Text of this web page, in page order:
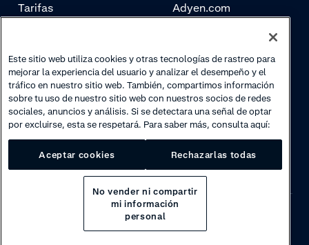
Tarifas
Gestión de riesgo
Authentication
Adyen.com
Newsletter
Trabaja con nosotros
Disclaimer ·© 2026 Adyen
Este sitio web utiliza cookies y otras tecnologías de rastreo para
mejorar la experiencia del usuario y analizar el desempeño y el
tráfico en nuestro sitio web. También, compartimos información
sobre tu uso de nuestro sitio web con nuestros socios de redes
sociales, anuncios y análisis. Si se detectara una señal de optar
por excluirse, esta se respetará. Para saber más, consulta aquí:
Aceptar cookies Rechazarlas todas
No vender ni compartir
mi información
personal